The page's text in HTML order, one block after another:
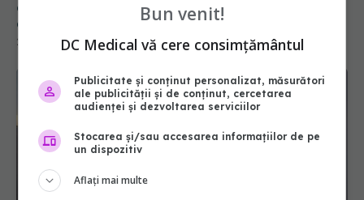
alimentară și bolile cardiovasculare. Diferența
dintre sensibilitatea alimentară și alergia
alimentară
26 mai 2024, 21:59
Bun venit!
DC Medical vă cere consimțământul
Publicitate și conținut personalizat, măsurători
ale publicității și de conținut, cercetarea
audienței și dezvoltarea serviciilor
Stocarea și/sau accesarea informațiilor de pe
un dispozitiv
Aflați mai multe